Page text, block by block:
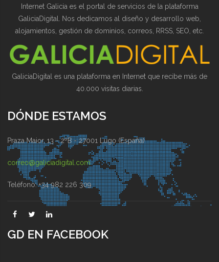
Internet Galicia es el portal de servicios de la plataforma
GaliciaDigital. Nos dedicamos al diseño y desarrollo web,
alojamientos, gestión de dominios, correos, RRSS, SEO, etc.
GaliciaDigital es una plataforma en Internet que recibe más de
40.000 visitas diarias.
DÓNDE ESTAMOS
Praza Maior, 13 - 2ºB - 27001 Lugo (España)
correo@galiciadigital.com
Teléfono: +34 982 226 309
GD EN FACEBOOK